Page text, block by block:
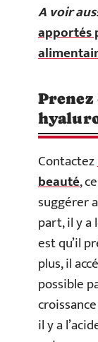
A voir
apportés
Prenez
Contactez
beauté,
suggérer
part, il y a
est qu’il
plus, il
possible
il y a